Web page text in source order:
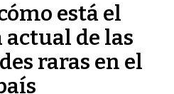
está el
de las
raras en el